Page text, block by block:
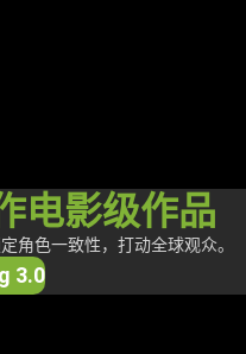
电影级作品
角色一致性，打动全球观众。
3.0